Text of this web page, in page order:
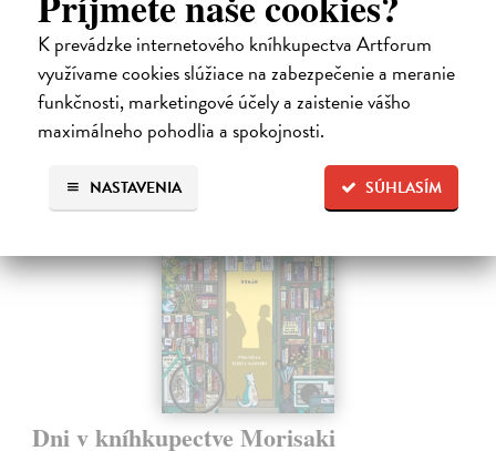
K prevádzke internetového kníhkupectva Artforum
využívame cookies slúžiace na zabezpečenie a meranie
funkčnosti, marketingové účely a zaistenie vášho
maximálneho pohodlia a spokojnosti.
SÚHLASÍM
NASTAVENIA
Na sklade
31,21 €
32,85 €
na sklade
novinka
Dni v kníhkupectve Morisaki